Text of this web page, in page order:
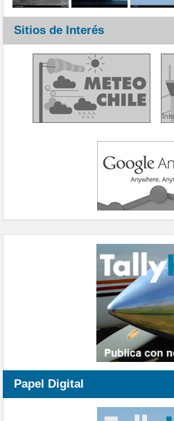
Sitios de Interés
Papel Digital